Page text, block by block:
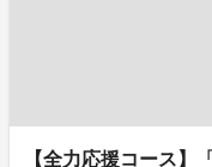
【全力応援コース